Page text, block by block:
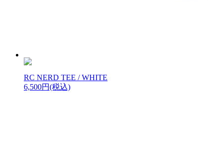
RC NERD TEE / WHITE
6,500円(税込)